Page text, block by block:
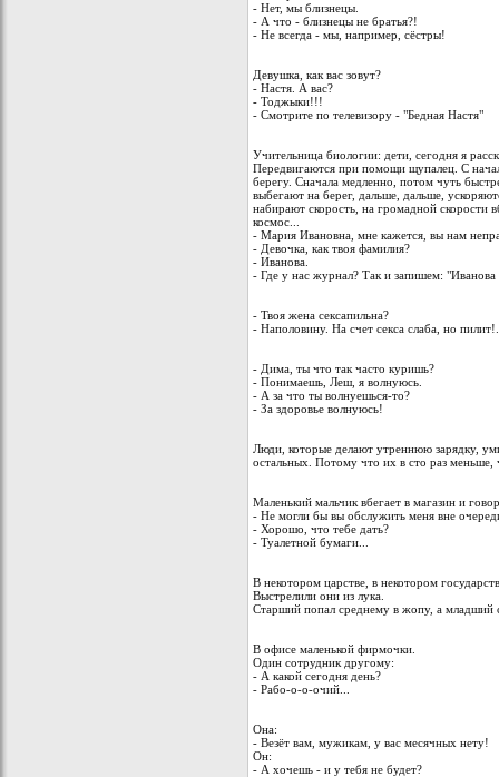
- Нет, мы близнецы.
- А что - близнецы не братья?!
- Не всегда - мы, например, сёстры!
Девушка, как вас зовут?
- Настя. А вас?
- Тоджыки!!!
- Смотрите по телевизору - "Бедная Настя"
Учительница биологии: дети, сегодня я
Передвигаются при помощи щупалец. С
берегу. Сначала медленно, потом чуть
выбегают на берег, дальше, дальше,
набирают скорость, на громадной скорости
космос...
- Мария Ивановна, мне кажется, вы нам
- Девочка, как твоя фамилия?
- Иванова.
- Где у нас журнал? Так и запишем: "Иванова
- Твоя жена сексапильна?
- Наполовину. На счет секса слаба, но
- Дима, ты что так часто куришь?
- Понимаешь, Леш, я волнуюсь.
- А за что ты волнуешься-то?
- За здоровье волнуюсь!
Люди, которые делают утреннюю зарядку,
остальных. Потому что их в сто раз меньше,
Маленький мальчик вбегает в магазин и
- Не могли бы вы обслужить меня вне
- Хорошо, что тебе дать?
- Туалетной бумаги...
В некотором царстве, в некотором
Выстрелили они из лука.
Старший попал среднему в жопу, а младший
В офисе маленькой фирмочки.
Один сотрудник другому:
- А какой сегодня день?
- Рабо-о-о-очий...
Она:
- Везёт вам, мужикам, у вас месячных нету!
Он:
- А хочешь - и у тебя не будет?